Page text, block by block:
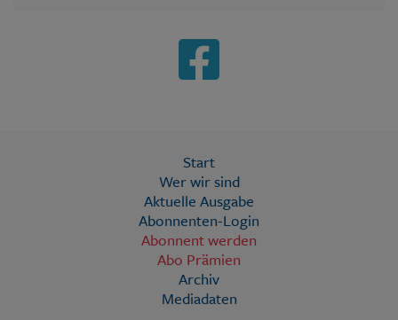
Start
Wer wir sind
Aktuelle Ausgabe
Abonnenten-Login
Abonnent werden
Abo Prämien
Archiv
Mediadaten